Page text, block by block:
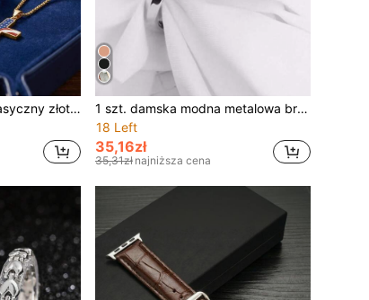
Zestaw 2 szt. męski klasyczny złoty kwarcowy zegarek na kwadratowej tarczy, biznesowy zegarek męski na czarnym skórzanym pasku, zegarek kwarcowy z datownikiem dla dżentelmena, modny zegarek kwarcowy w patriotycznym amerykańskim stylu, z naszyjnikiem z krzyżem i flagą USA, zegarek do codziennego noszenia, modny formalny zegarek kwarcowy do biura, elegancki męski zegarek kwarcowy
1 szt. damska modna metalowa bransoletka z urokiem, kompatybilna z 38mm 40mm 41mm 42mm 44mm 45mm 49mm, kompatybilna z Series Ultra 2/1 11 10 9 8 7 SE3 6 5 4 3 2 1, elegancki wymienny pasek na nadgarstek, modne akcesorium do smartwatcha
18 Left
35,16zł
35,31zł najniższa cena